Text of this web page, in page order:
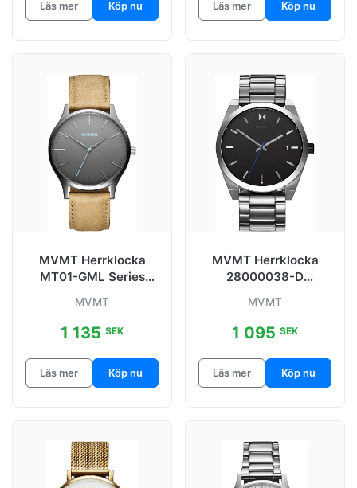
Läs mer Köp nu Läs mer Köp nu
MVMT Herrklocka
MT01-GML Series
MVMT
1 135 SEK
Läs mer Köp nu
MVMT Herrklocka
28000038-D
MVMT
1 095 SEK
Läs mer Köp nu